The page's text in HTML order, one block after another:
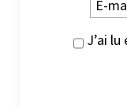
J’ai lu